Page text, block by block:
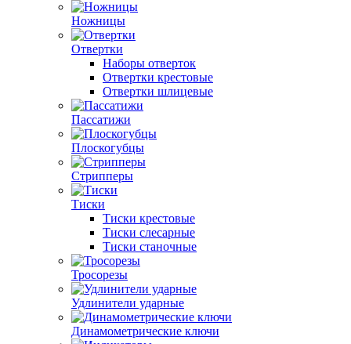
Ножницы
Отвертки
Наборы отверток
Отвертки крестовые
Отвертки шлицевые
Пассатижи
Плоскогубцы
Стрипперы
Тиски
Тиски крестовые
Тиски слесарные
Тиски станочные
Тросорезы
Удлинители ударные
Динамометрические ключи